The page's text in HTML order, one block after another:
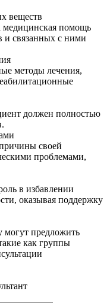
веществ
медицинская помощь
и связанных с ними
методы лечения,
должен полностью
своей
проблемами,
в избавлении
оказывая поддержку
могут предложить
как группы